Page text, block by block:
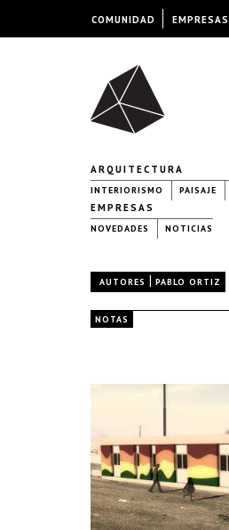
ARQUITECTURA
INTERIORISMO PAISAJE
EMPRESAS
NOVEDADES NOTICIAS
AUTORES | PABLO ORTIZ
NOTAS
COMUNIDAD EMPRESAS